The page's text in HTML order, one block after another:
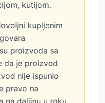
kutijom.
kupljenim
proizvoda sa
da je proizvod
nije ispunio
pravo na
na daljinu u roku